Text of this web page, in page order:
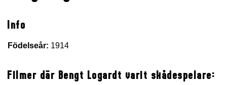
Info
Födelseår: 1914
Filmer där Bengt Logardt varit skådespelare: